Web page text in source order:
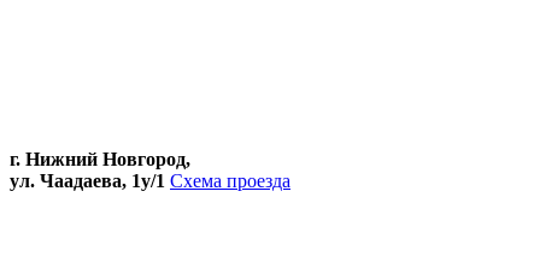
г. Нижний Новгород,
ул. Чаадаева, 1у/1 Схема проезда